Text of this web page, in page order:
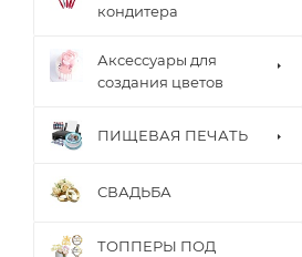
кондитера
Аксессуары для
создания цветов
ПИЩЕВАЯ ПЕЧАТЬ
СВАДЬБА
ТОППЕРЫ ПОД